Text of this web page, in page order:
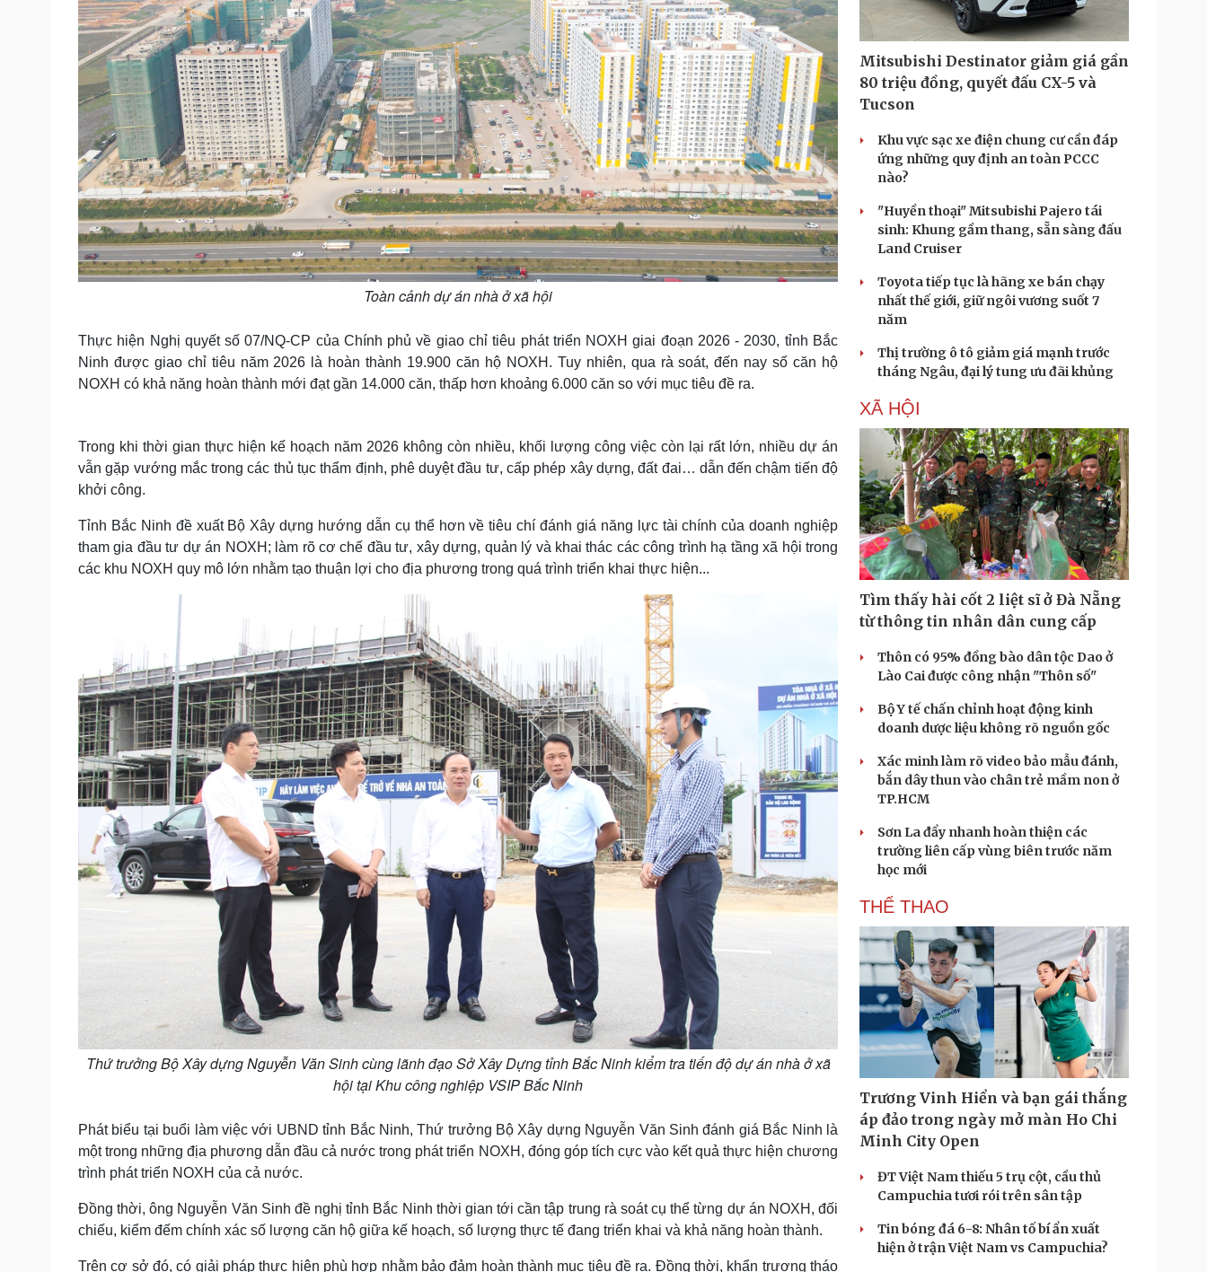
Toàn cảnh dự án nhà ở xã hội
Thực hiện Nghị quyết số 07/NQ-CP của Chính phủ về giao chỉ tiêu phát triển NOXH giai đoạn 2026 - 2030, tỉnh Bắc
Ninh được giao chỉ tiêu năm 2026 là hoàn thành 19.900 căn hộ NOXH. Tuy nhiên, qua rà soát, đến nay số căn hộ
NOXH có khả năng hoàn thành mới đạt gần 14.000 căn, thấp hơn khoảng 6.000 căn so với mục tiêu đề ra.
Trong khi thời gian thực hiện kế hoạch năm 2026 không còn nhiều, khối lượng công việc còn lại rất lớn, nhiều dự án
vẫn gặp vướng mắc trong các thủ tục thẩm định, phê duyệt đầu tư, cấp phép xây dựng, đất đai… dẫn đến chậm tiến độ
khởi công.
Tỉnh Bắc Ninh đề xuất Bộ Xây dựng hướng dẫn cụ thể hơn về tiêu chí đánh giá năng lực tài chính của doanh nghiệp
tham gia đầu tư dự án NOXH; làm rõ cơ chế đầu tư, xây dựng, quản lý và khai thác các công trình hạ tầng xã hội trong
các khu NOXH quy mô lớn nhằm tạo thuận lợi cho địa phương trong quá trình triển khai thực hiện...
Thứ trưởng Bộ Xây dựng Nguyễn Văn Sinh cùng lãnh đạo Sở Xây Dựng tỉnh Bắc Ninh kiểm tra tiến độ dự án nhà ở xã
hội tại Khu công nghiệp VSIP Bắc Ninh
Phát biểu tại buổi làm việc với UBND tỉnh Bắc Ninh, Thứ trưởng Bộ Xây dựng Nguyễn Văn Sinh đánh giá Bắc Ninh là
một trong những địa phương dẫn đầu cả nước trong phát triển NOXH, đóng góp tích cực vào kết quả thực hiện chương
trình phát triển NOXH của cả nước.
Đồng thời, ông Nguyễn Văn Sinh đề nghị tỉnh Bắc Ninh thời gian tới cần tập trung rà soát cụ thể từng dự án NOXH, đối
chiếu, kiểm đếm chính xác số lượng căn hộ giữa kế hoạch, số lượng thực tế đang triển khai và khả năng hoàn thành.
Trên cơ sở đó, có giải pháp thực hiện phù hợp nhằm bảo đảm hoàn thành mục tiêu đề ra. Đồng thời, khẩn trương tháo
Mitsubishi Destinator giảm giá gần
80 triệu đồng, quyết đấu CX-5 và
Tucson
Khu vực sạc xe điện chung cư cần đáp
ứng những quy định an toàn PCCC
nào?
"Huyền thoại" Mitsubishi Pajero tái
sinh: Khung gầm thang, sẵn sàng đấu
Land Cruiser
Toyota tiếp tục là hãng xe bán chạy
nhất thế giới, giữ ngôi vương suốt 7
năm
Thị trường ô tô giảm giá mạnh trước
tháng Ngâu, đại lý tung ưu đãi khủng
XÃ HỘI
Tìm thấy hài cốt 2 liệt sĩ ở Đà Nẵng
từ thông tin nhân dân cung cấp
Thôn có 95% đồng bào dân tộc Dao ở
Lào Cai được công nhận "Thôn số"
Bộ Y tế chấn chỉnh hoạt động kinh
doanh dược liệu không rõ nguồn gốc
Xác minh làm rõ video bảo mẫu đánh,
bắn dây thun vào chân trẻ mầm non ở
TP.HCM
Sơn La đẩy nhanh hoàn thiện các
trường liên cấp vùng biên trước năm
học mới
THỂ THAO
Trương Vinh Hiển và bạn gái thắng
áp đảo trong ngày mở màn Ho Chi
Minh City Open
ĐT Việt Nam thiếu 5 trụ cột, cầu thủ
Campuchia tươi rói trên sân tập
Tin bóng đá 6-8: Nhân tố bí ẩn xuất
hiện ở trận Việt Nam vs Campuchia?